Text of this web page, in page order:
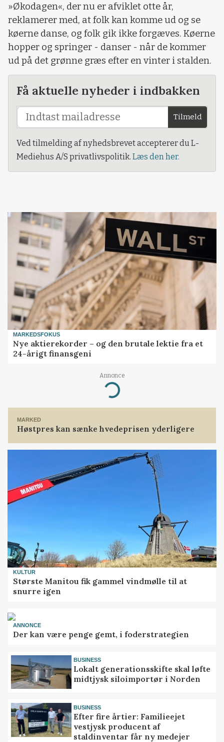
»Økodagen«, der nu er afviklet otte år,
reklamerer med, at folk kan komme ud og se
køerne danse, og folk gik ikke forgæves. Køerne
hopper og springer - danser - når de kommer
ud på det grønne græs efter en vinter i stalden.
Få aktuelle nyheder i indbakken
Tilmeld
Ved tilmelding af nyhedsbrevet accepterer du L-
Mediehus A/S privatlivspolitik. Læs den her.
MARKEDSFOKUS
Nye aktierekorder – og den brutale lektie fra et
24-årigt finansgeni
Annonce
Loading...
MARKED
Høstpres kan sænke hvedeprisen yderligere
KULTUR
Største Manitou fik gammel vindmølle til at
snurre igen
ANNONCE
Der kan være penge gemt, i foderstrategien
BUSINESS
Lokalt generationsskifte skal løfte
midtjysk siloimportør i Norden
BUSINESS
Efter fire årtier: Familieejet
vestjysk producent af
staldinventar får ny medejer